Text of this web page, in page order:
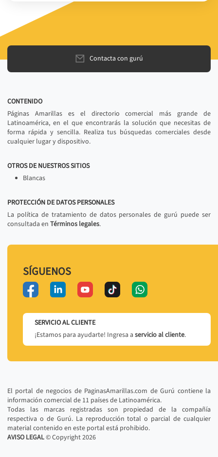
Contacta con gurú
CONTENIDO
Páginas Amarillas es el directorio comercial más grande de
Latinoamérica, en el que encontrarás la solución que necesitas de
forma rápida y sencilla. Realiza tus búsquedas comerciales desde
cualquier lugar y dispositivo.
OTROS DE NUESTROS SITIOS
Blancas
PROTECCIÓN DE DATOS PERSONALES
La política de tratamiento de datos personales de gurú puede ser
consultada en Términos legales.
SÍGUENOS
SERVICIO AL CLIENTE
¡Estamos para ayudarte! Ingresa a servicio al cliente.
El portal de negocios de PaginasAmarillas.com de Gurú contiene la
información comercial de 11 países de Latinoamérica.
Todas las marcas registradas son propiedad de la compañía
respectiva o de Gurú. La reproducción total o parcial de cualquier
material contenido en este portal está prohibido.
AVISO LEGAL© Copyright2026